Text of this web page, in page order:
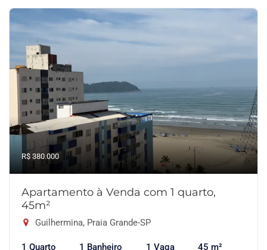
R$ 380.000
Apartamento à Venda com 1 quarto,
45m²
Guilhermina, Praia Grande-SP
1 Quarto 1 Banheiro 1 Vaga 45 m²